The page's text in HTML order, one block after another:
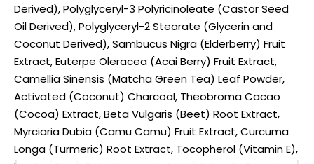
Derived), Polyglyceryl-3 Polyricinoleate (Castor Seed
Oil Derived), Polyglyceryl-2 Stearate (Glycerin and
Coconut Derived), Sambucus Nigra (Elderberry) Fruit
Extract, Euterpe Oleracea (Acai Berry) Fruit Extract,
Camellia Sinensis (Matcha Green Tea) Leaf Powder,
Activated (Coconut) Charcoal, Theobroma Cacao
(Cocoa) Extract, Beta Vulgaris (Beet) Root Extract,
Myrciaria Dubia (Camu Camu) Fruit Extract, Curcuma
Longa (Turmeric) Root Extract, Tocopherol (Vitamin E),